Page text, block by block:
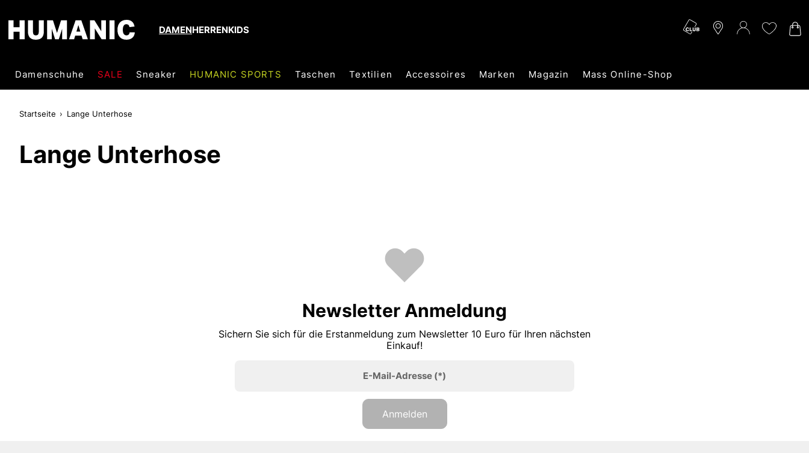
DAMENHERRENKIDS
Damenschuhe SALE Sneaker HUMANIC SPORTS Taschen Textilien Accessoires Marken Magazin Mass Online-Shop
Startseite Lange Unterhose
Lange Unterhose
Newsletter Anmeldung
Sichern Sie sich für die Erstanmeldung zum Newsletter 10 Euro für Ihren nächsten
Einkauf!
E-Mail-Adresse(*)
Anmelden